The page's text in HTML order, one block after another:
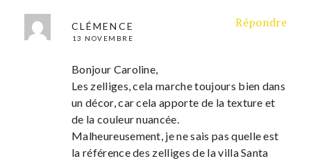
CLÉMENCE
13 NOVEMBRE
Répondre
Bonjour Caroline,
Les zelliges, cela marche toujours bien dans
un décor, car cela apporte de la texture et
de la couleur nuancée.
Malheureusement, je ne sais pas quelle est
la référence des zelliges de la villa Santa